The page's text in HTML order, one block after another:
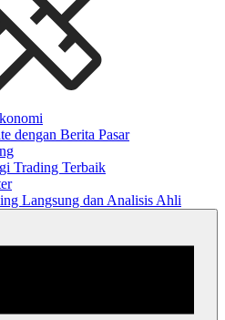
dengan Berita Pasar
Trading Terbaik
Langsung dan Analisis Ahli